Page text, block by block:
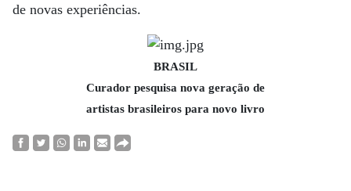
de novas experiências.
BRASIL
Curador pesquisa nova geração de
artistas brasileiros para novo livro